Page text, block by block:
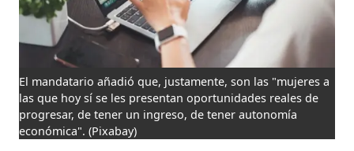
El mandatario añadió que, justamente, son las "mujeres a
las que hoy sí se les presentan oportunidades reales de
progresar, de tener un ingreso, de tener autonomía
económica". (Pixabay)